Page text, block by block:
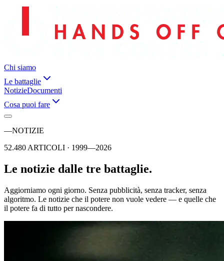
Chi siamo
Le battaglie
NotizieDocumenti
Cosa puoi fare
—NOTIZIE
52.480 ARTICOLI · 1999—2026
Le notizie dalle tre battaglie.
Aggiorniamo ogni giorno. Senza pubblicità, senza tracker, senza
algoritmo. Le notizie che il potere non vuole vedere — e quelle che
il potere fa di tutto per nascondere.